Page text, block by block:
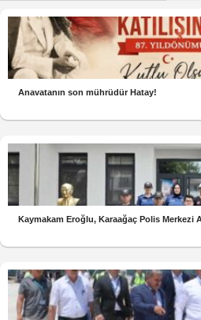
Anavatanın son mührüdür Hatay!
Kaymakam Eroğlu, Karaağaç Polis Merkezi